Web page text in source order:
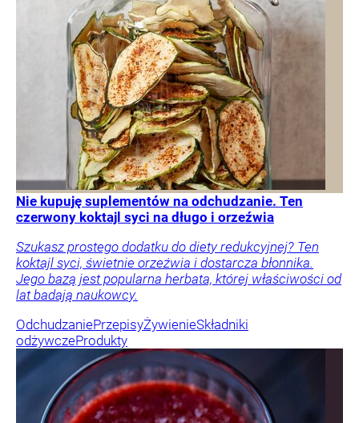
Nie kupuję suplementów na odchudzanie. Ten
czerwony koktajl syci na długo i orzeźwia
Szukasz prostego dodatku do diety redukcyjnej? Ten
koktajl syci, świetnie orzeźwia i dostarcza błonnika.
Jego bazą jest popularna herbata, której właściwości od
lat badają naukowcy.
OdchudzaniePrzepisyŻywienieSkładniki
odżywczeProdukty